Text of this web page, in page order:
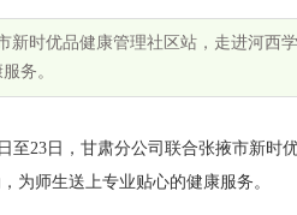
新时优品健康管理社区站，走进河西
务。
至23日，甘肃分公司联合张掖市新时
为师生送上专业贴心的健康服务。